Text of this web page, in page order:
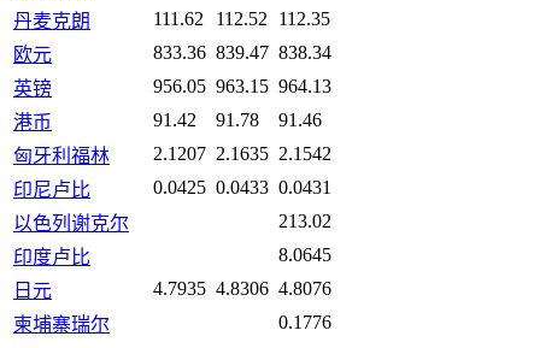
丹麦克朗
111.62 112.52
112.35
欧元
833.36 839.47 838.34
英镑
956.05 963.15 964.13
港币
91.42 91.78
91.46
匈牙利福林
2.1207 2.1635 2.1542
印尼卢比
0.0425 0.0433 0.0431
以色列谢克尔
213.02
印度卢比
8.0645
日元
4.7935 4.8306 4.8076
柬埔寨瑞尔
0.1776